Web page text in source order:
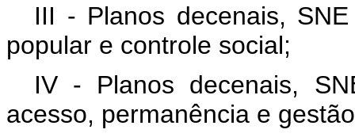
III - Planos decenais,
popular e controle social;
IV - Planos decenais,
acesso, permanência e